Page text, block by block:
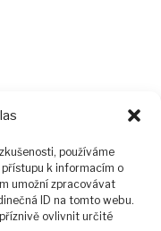
používáme
k informacím o
umožní zpracovávat
ID na tomto webu.
ovlivnit určité
a budete